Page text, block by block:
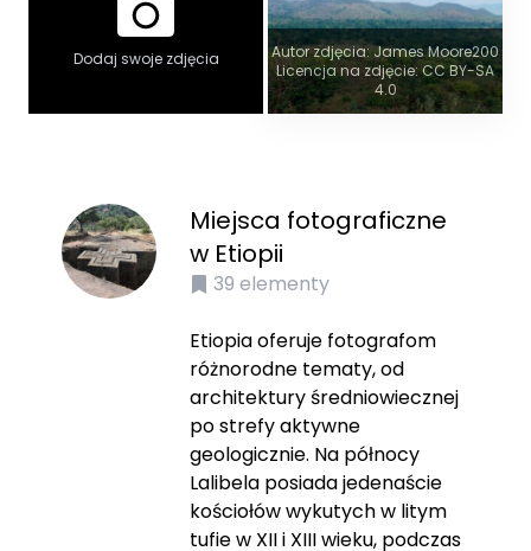
Dodaj swoje zdjęcia
Autor zdjęcia: James Moore200
Licencja na zdjęcie: CC BY-SA
4.0
Miejsca fotograficzne
w Etiopii
39 elementy
Etiopia oferuje fotografom
różnorodne tematy, od
architektury średniowiecznej
po strefy aktywne
geologicznie. Na północy
Lalibela posiada jedenaście
kościołów wykutych w litym
tufie w XII i XIII wieku, podczas